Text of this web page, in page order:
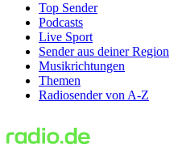
Top Sender
Podcasts
Live Sport
Sender aus deiner Region
Musikrichtungen
Themen
Radiosender von A-Z